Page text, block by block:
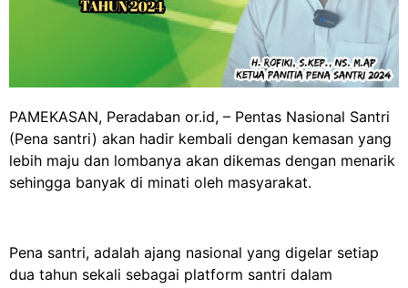
PAMEKASAN, Peradaban or.id, – Pentas Nasional Santri
(Pena santri) akan hadir kembali dengan kemasan yang
lebih maju dan lombanya akan dikemas dengan menarik
sehingga banyak di minati oleh masyarakat.
Pena santri, adalah ajang nasional yang digelar setiap
dua tahun sekali sebagai platform santri dalam